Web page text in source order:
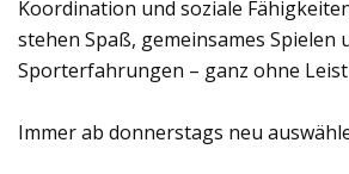
Koordination und soziale
stehen Spaß, gemeinsames Spielen
Sporterfahrungen – ganz ohne
Immer ab donnerstags neu